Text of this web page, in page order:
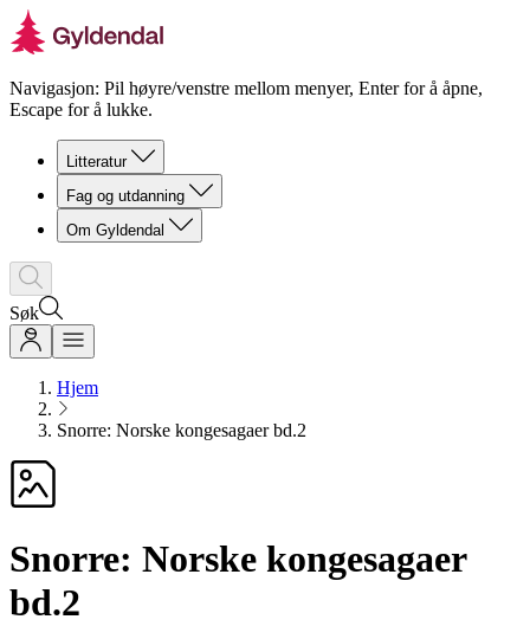
Navigasjon: Pil høyre/venstre mellom menyer, Enter for å åpne,
Escape for å lukke.
Litteratur
Fag og utdanning
Om Gyldendal
Søk
Hjem
Snorre: Norske kongesagaer bd.2
Snorre: Norske kongesagaer
bd.2